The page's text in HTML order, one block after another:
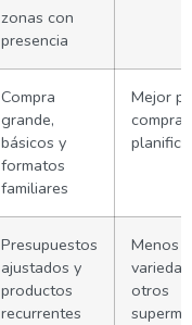
zonas con
presencia
Compra
grande,
básicos y
formatos
familiares
Mejor
compras
Presupuestos
ajustados y
productos
recurrentes
Menos
otros